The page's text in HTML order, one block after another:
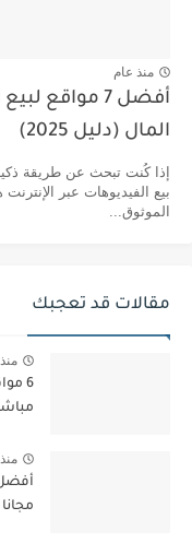
منذ عام
أفضل 7 مواقع
المال (دليل 2025)
إذا كُنت تبحث عن طريقة
بيع الفيديوهات عبر
الموثوق...
مقالات قد تعجبك
6
مجانا